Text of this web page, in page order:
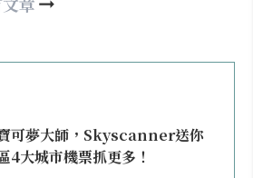
可夢大師，Skyscanner送你
4大城市機票抓更多！